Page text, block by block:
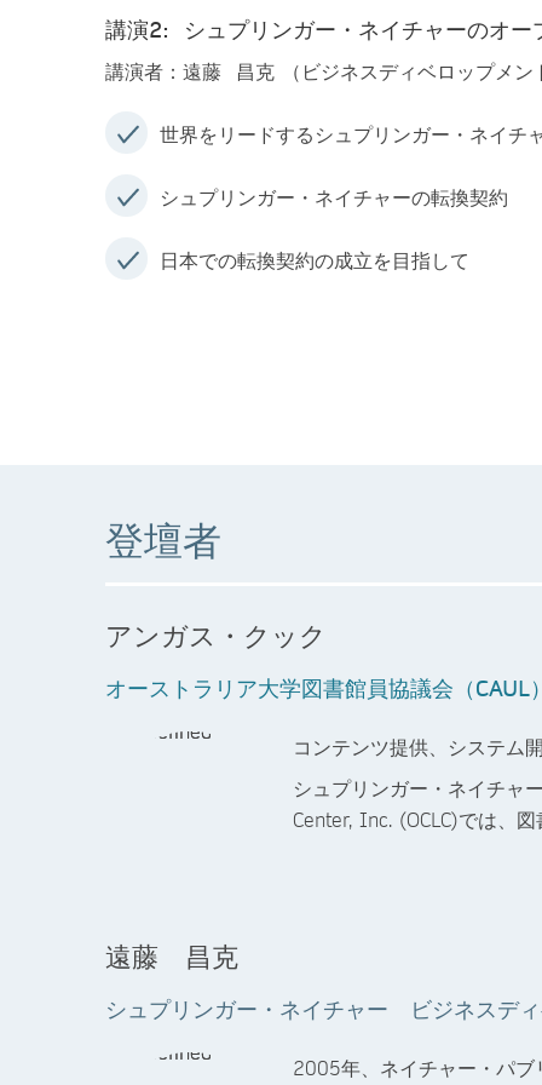
講演2: シュプリンガー・ネイチャーのオー
講演者：遠藤 昌克 （ビジネスディベロップメ
世界をリードするシュプリンガー・ネイチ
シュプリンガー・ネイチャーの転換契約
日本での転換契約の成立を目指して
登壇者
アンガス・クック
オーストラリア大学図書館員協議会（CAUL
コンテンツ提供、システム
シュプリンガー・ネイチャ
Center, Inc. (OCLC)では、
遠藤 昌克
シュプリンガー・ネイチャー ビジネスデ
2005年、ネイチャー・パブ